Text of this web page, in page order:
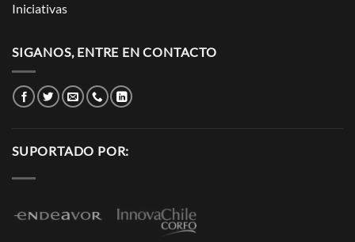
Iniciativas
SIGANOS, ENTRE EN CONTACTO
SUPORTADO POR: